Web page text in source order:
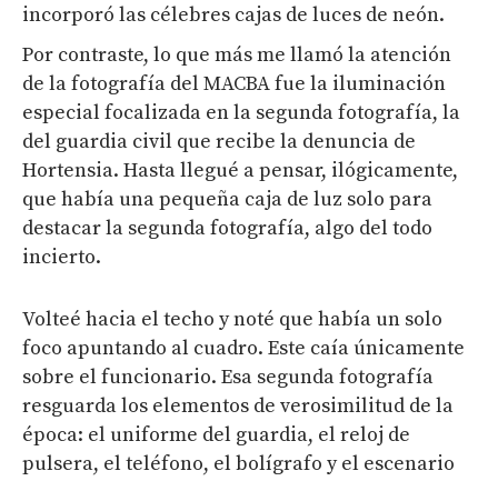
incorporó las célebres cajas de luces de neón.
Por contraste, lo que más me llamó la atención
de la fotografía del MACBA fue la iluminación
especial focalizada en la segunda fotografía, la
del guardia civil que recibe la denuncia de
Hortensia. Hasta llegué a pensar, ilógicamente,
que había una pequeña caja de luz solo para
destacar la segunda fotografía, algo del todo
incierto.
Volteé hacia el techo y noté que había un solo
foco apuntando al cuadro. Este caía únicamente
sobre el funcionario. Esa segunda fotografía
resguarda los elementos de verosimilitud de la
época: el uniforme del guardia, el reloj de
pulsera, el teléfono, el bolígrafo y el escenario